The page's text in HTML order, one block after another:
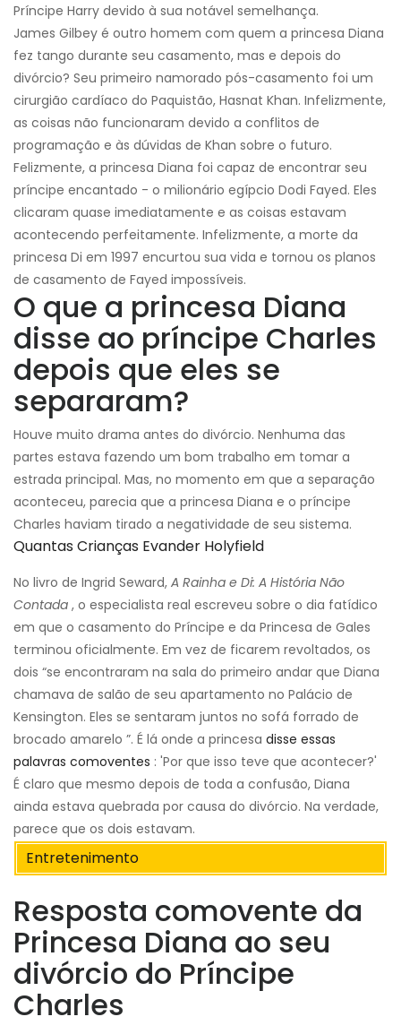
Príncipe Harry devido à sua notável semelhança.
James Gilbey é outro homem com quem a princesa Diana
fez tango durante seu casamento, mas e depois do
divórcio? Seu primeiro namorado pós-casamento foi um
cirurgião cardíaco do Paquistão, Hasnat Khan. Infelizmente,
as coisas não funcionaram devido a conflitos de
programação e às dúvidas de Khan sobre o futuro.
Felizmente, a princesa Diana foi capaz de encontrar seu
príncipe encantado - o milionário egípcio Dodi Fayed. Eles
clicaram quase imediatamente e as coisas estavam
acontecendo perfeitamente. Infelizmente, a morte da
princesa Di em 1997 encurtou sua vida e tornou os planos
de casamento de Fayed impossíveis.
O que a princesa Diana
disse ao príncipe Charles
depois que eles se
separaram?
Houve muito drama antes do divórcio. Nenhuma das
partes estava fazendo um bom trabalho em tomar a
estrada principal. Mas, no momento em que a separação
aconteceu, parecia que a princesa Diana e o príncipe
Charles haviam tirado a negatividade de seu sistema.
Quantas Crianças Evander Holyfield
No livro de Ingrid Seward, A Rainha e Di: A História Não
Contada , o especialista real escreveu sobre o dia fatídico
em que o casamento do Príncipe e da Princesa de Gales
terminou oficialmente. Em vez de ficarem revoltados, os
dois “se encontraram na sala do primeiro andar que Diana
chamava de salão de seu apartamento no Palácio de
Kensington. Eles se sentaram juntos no sofá forrado de
brocado amarelo ”. É lá onde a princesa disse essas
palavras comoventes : 'Por que isso teve que acontecer?'
É claro que mesmo depois de toda a confusão, Diana
ainda estava quebrada por causa do divórcio. Na verdade,
parece que os dois estavam.
Entretenimento
Resposta comovente da
Princesa Diana ao seu
divórcio do Príncipe
Charles